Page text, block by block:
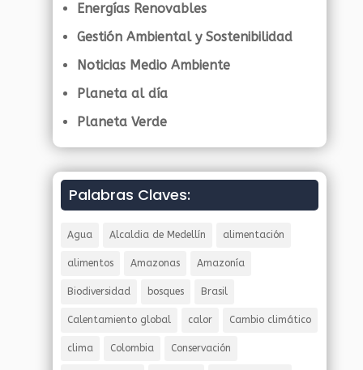
Energías Renovables
Gestión Ambiental y Sostenibilidad
Noticias Medio Ambiente
Planeta al día
Planeta Verde
Palabras Claves:
Agua Alcaldia de Medellín alimentación
alimentos Amazonas Amazonía
Biodiversidad bosques Brasil
Calentamiento global calor Cambio climático
clima Colombia Conservación